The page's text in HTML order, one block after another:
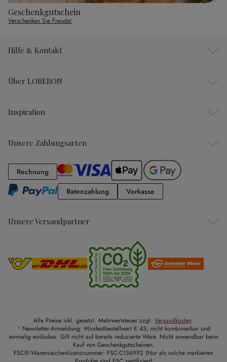
Geschenkgutschein
Verschenken Sie Freude!
Hilfe & Kontakt
Über LOBERON
Inspiration
Unsere Zahlungsarten
RechnungRechnung
RatenzahlungRatenzahlung
Vorkasse
Unsere Versandpartner
Alle Preise inkl. gesetzl. Mehrwertsteuer zzgl. Versandkosten.
¹ Newsletter-Anmeldung: Mindestbestellwert € 45; nicht kombinierbar und
einmalig einlösbar. Gilt nicht auf bereits reduzierte Ware. Nicht anwendbar beim
Kauf von Geschenkgutscheinen.
FSC®-Warenzeichenlizenznummer: FSC-C136992 (Nur als solche markierten